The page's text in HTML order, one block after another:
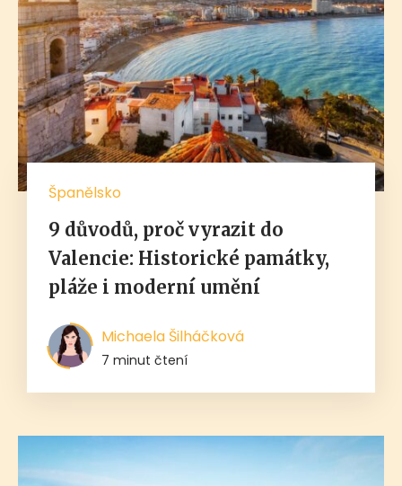
Španělsko
9 důvodů, proč vyrazit do
Valencie: Historické památky,
pláže i moderní umění
Michaela Šilháčková
7 minut čtení